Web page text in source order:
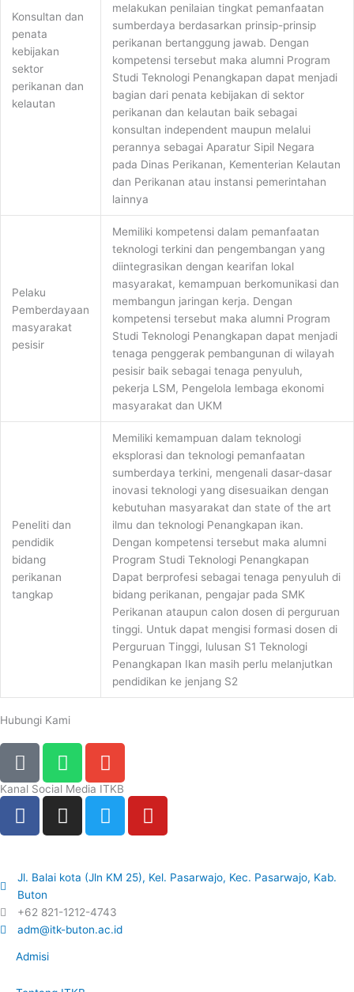
Konsultan dan
penata
kebijakan
sektor
perikanan dan
kelautan
melakukan penilaian tingkat pemanfaatan
sumberdaya berdasarkan prinsip-prinsip
perikanan bertanggung jawab. Dengan
kompetensi tersebut maka alumni Program
Studi Teknologi Penangkapan dapat menjadi
bagian dari penata kebijakan di sektor
perikanan dan kelautan baik sebagai
konsultan independent maupun melalui
perannya sebagai Aparatur Sipil Negara
pada Dinas Perikanan, Kementerian Kelautan
dan Perikanan atau instansi pemerintahan
lainnya
Pelaku
Pemberdayaan
masyarakat
pesisir
Memiliki kompetensi dalam pemanfaatan
teknologi terkini dan pengembangan yang
diintegrasikan dengan kearifan lokal
masyarakat, kemampuan berkomunikasi dan
membangun jaringan kerja. Dengan
kompetensi tersebut maka alumni Program
Studi Teknologi Penangkapan dapat menjadi
tenaga penggerak pembangunan di wilayah
pesisir baik sebagai tenaga penyuluh,
pekerja LSM, Pengelola lembaga ekonomi
masyarakat dan UKM
Peneliti dan
pendidik
bidang
perikanan
tangkap
Memiliki kemampuan dalam teknologi
eksplorasi dan teknologi pemanfaatan
sumberdaya terkini, mengenali dasar-dasar
inovasi teknologi yang disesuaikan dengan
kebutuhan masyarakat dan state of the art
ilmu dan teknologi Penangkapan ikan.
Dengan kompetensi tersebut maka alumni
Program Studi Teknologi Penangkapan
Dapat berprofesi sebagai tenaga penyuluh di
bidang perikanan, pengajar pada SMK
Perikanan ataupun calon dosen di perguruan
tinggi. Untuk dapat mengisi formasi dosen di
Perguruan Tinggi, lulusan S1 Teknologi
Penangkapan Ikan masih perlu melanjutkan
pendidikan ke jenjang S2
Hubungi Kami
P
h
o
n
e
a
l
t
W
h
a
t
s
p
E
n
v
e
l
p
Kanal Social Media ITKB
F
a
b
o
o
-
f
I
n
a
g
r
T
w
t
e
r
Y
o
u
Jl. Balai kota (Jln KM 25), Kel. Pasarwajo, Kec. Pasarwajo, Kab.
Buton
+62 821-1212-4743
adm@itk-buton.ac.id
Admisi